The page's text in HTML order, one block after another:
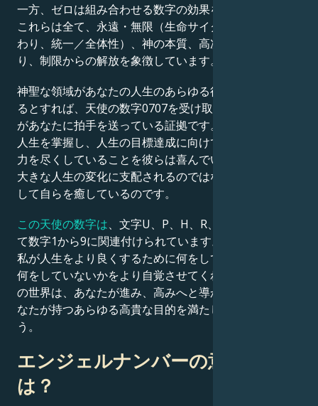
一方、ゼロは組み合わせる数字の効果を増幅させます。
これらは全て、永遠・無限（生命サイクルの始まりと終
わり、統一／全体性）、神の本質、高次の自己との繋が
り、制限からの解放を象徴しています。
神聖な領域があなたの人生のあらゆる行動を称賛してい
るとすれば、天使の数字0707を受け取ることは、彼ら
があなたに拍手を送っている証拠です。あなたが自らの
人生を掌握し、人生の目標達成に向けて可能な限りの努
力を尽くしていることを彼らは喜んでいます。あなたは
大きな人生の変化に支配されるのではなく、最善を尽く
して自らを癒しているのです。
この天使の数字は、文字U、P、H、R、L、V、Q、そし
て数字1から9に関連付けられています。この数字は、
私が人生をより良くするために何をしているか、そして
何をしていないかをより自覚させてくれます。神聖な霊
の世界は、あなたが進み、高みへと導かれるために、あ
なたが持つあらゆる高貴な目的を満たしてくれるでしょ
う。
エンジェルナンバーの意味と
は？